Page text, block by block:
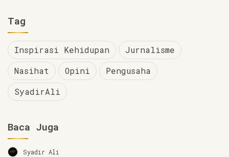
Tag
Inspirasi Kehidupan
Jurnalisme
Nasihat
Opini
Pengusaha
SyadirAli
Baca Juga
Syadir Ali